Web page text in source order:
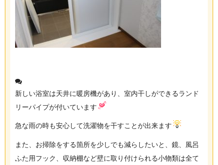
新しい浴室は天井に暖房機があり、室内干しができるランド
リーパイプが付いています
急な雨の時も安心して洗濯物を干すことが出来ます
また、お掃除をする箇所を少しでも減らしたいと、鏡、風呂
ふた用フック、収納棚など壁に取り付けられる小物類は全て